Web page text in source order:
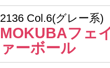
2136 Col.6(グレー系)
MOKUBAフェ
ァーボール